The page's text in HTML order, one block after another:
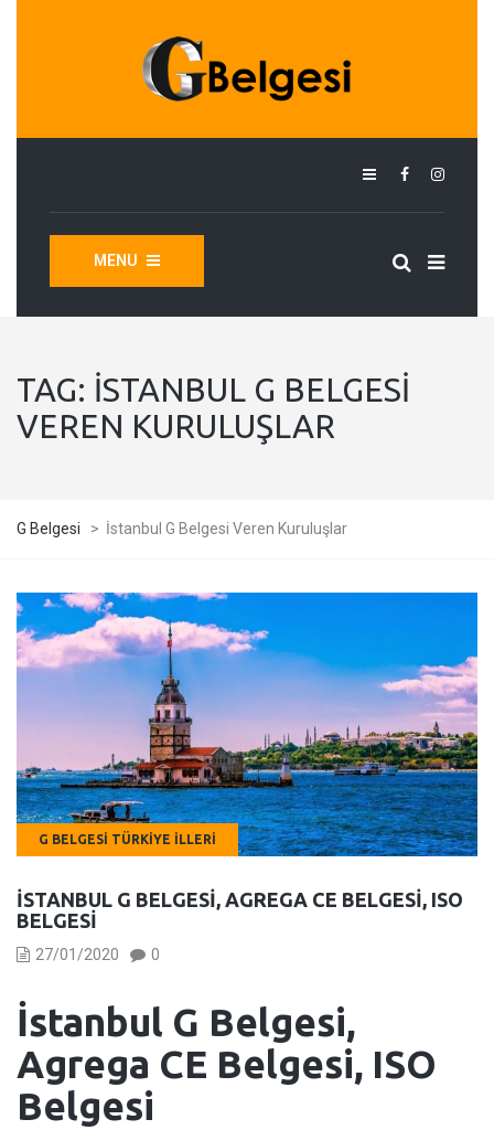
MENU
TAG: İSTANBUL G BELGESI
VEREN KURULUŞLAR
G Belgesi > İstanbul G Belgesi Veren Kuruluşlar
G BELGESI TÜRKIYE İLLERI
İSTANBUL G BELGESI, AGREGA CE BELGESI, ISO
BELGESI
27/01/2020 0
İstanbul G Belgesi,
Agrega CE Belgesi, ISO
Belgesi